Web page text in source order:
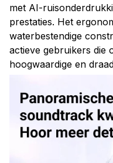
met AI-
prestaties. Het
waterbestendige
actieve gebruikers die
hoogwaardige en